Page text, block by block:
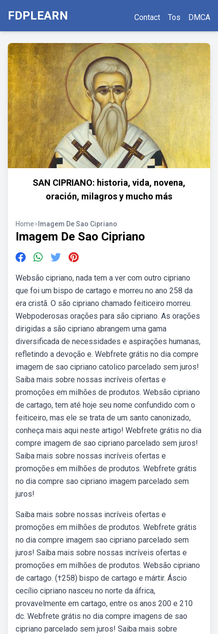
FDPLEARN Contact Tos DMCA
SAN CIPRIANO: historia, vida, novena,
oración, milagros y mucho más
Home> Imagem De Sao Cipriano
Imagem De Sao Cipriano
Websão cipriano, nada tem a ver com outro cipriano
que foi um bispo de cartago e morreu no ano 258 da
era cristã. O são cipriano chamado feiticeiro morreu.
Webpoderosas orações para são cipriano. As orações
dirigidas a são cipriano abrangem uma gama
diversificada de necessidades e aspirações humanas,
refletindo a devoção e. Webfrete grátis no dia compre
imagem de sao cipriano catolico parcelado sem juros!
Saiba mais sobre nossas incríveis ofertas e
promoções em milhões de produtos. Websão cipriano
de cartago, tem até hoje seu nome confundido com o
feiticeiro, mas ele se trata de um santo canonizado,
conheça mais aqui neste artigo! Webfrete grátis no dia
compre imagem de sao cipriano parcelado sem juros!
Saiba mais sobre nossas incríveis ofertas e
promoções em milhões de produtos. Webfrete grátis
no dia compre sao cipriano imagem parcelado sem
juros!
Saiba mais sobre nossas incríveis ofertas e
promoções em milhões de produtos. Webfrete grátis
no dia compre imagem sao cipriano parcelado sem
juros! Saiba mais sobre nossas incríveis ofertas e
promoções em milhões de produtos. Websão cipriano
de cartago. (†258) bispo de cartago e mártir. Áscio
cecílio cipriano nasceu no norte da áfrica,
provavelmente em cartago, entre os anos 200 e 210
dc. Webfrete grátis no dia compre imagens de sao
cipriano parcelado sem juros! Saiba mais sobre